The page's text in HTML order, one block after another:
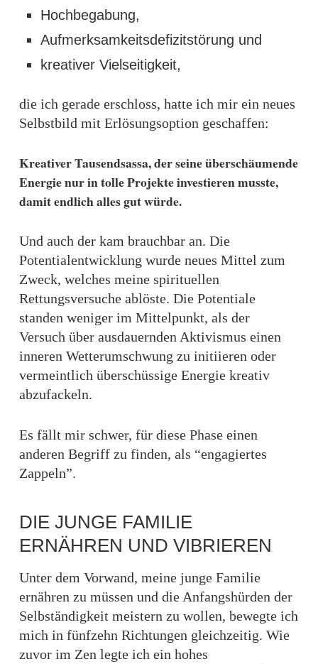
Hochbegabung,
Aufmerksamkeitsdefizitstörung und
kreativer Vielseitigkeit,
die ich gerade erschloss, hatte ich mir ein neues
Selbstbild mit Erlösungsoption geschaffen:
Kreativer Tausendsassa, der seine überschäumende
Energie nur in tolle Projekte investieren musste,
damit endlich alles gut würde.
Und auch der kam brauchbar an. Die
Potentialentwicklung wurde neues Mittel zum
Zweck, welches meine spirituellen
Rettungsversuche ablöste. Die Potentiale
standen weniger im Mittelpunkt, als der
Versuch über ausdauernden Aktivismus einen
inneren Wetterumschwung zu initiieren oder
vermeintlich überschüssige Energie kreativ
abzufackeln.
Es fällt mir schwer, für diese Phase einen
anderen Begriff zu finden, als “engagiertes
Zappeln”.
DIE JUNGE FAMILIE
ERNÄHREN UND VIBRIEREN
Unter dem Vorwand, meine junge Familie
ernähren zu müssen und die Anfangshürden der
Selbständigkeit meistern zu wollen, bewegte ich
mich in fünfzehn Richtungen gleichzeitig. Wie
zuvor im Zen legte ich ein hohes